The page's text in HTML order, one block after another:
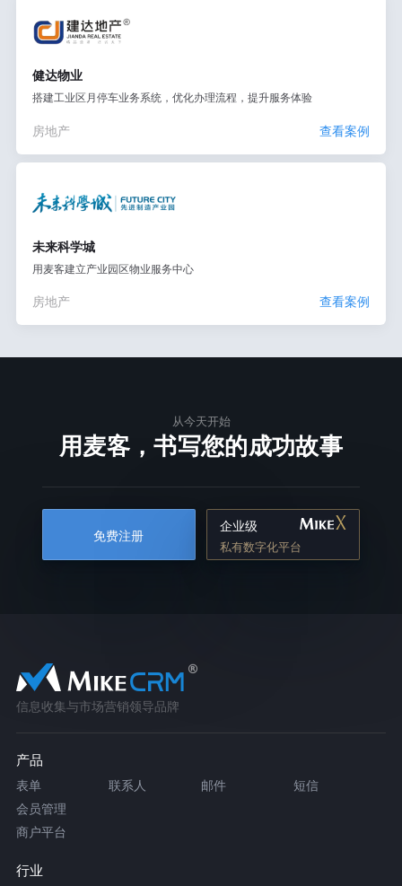
健达物业
搭建工业区月停车业务系统，优化办理流程，提升服务体验
房地产 查看案例
未来科学城
用麦客建立产业园区物业服务中心
房地产 查看案例
从今天开始
用麦客，书写您的成功故事
免费注册
企业级
私有数字化平台
信息收集与市场营销领导品牌
产品
表单 联系人 邮件
短信
会员管理
商户平台
行业